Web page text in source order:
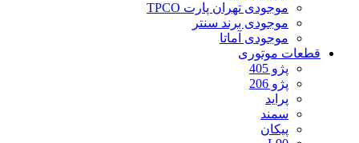
موجودی تهران پارت TPCO
موجودی برند سنتر
موجودی آماتا
قطعات موتوری
پژو 405
پژو 206
پراید
سمند
پیکان